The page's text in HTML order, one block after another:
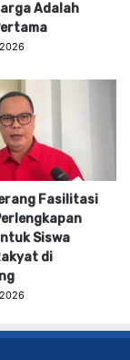
Adalah
Fasilitasi
Siswa
di